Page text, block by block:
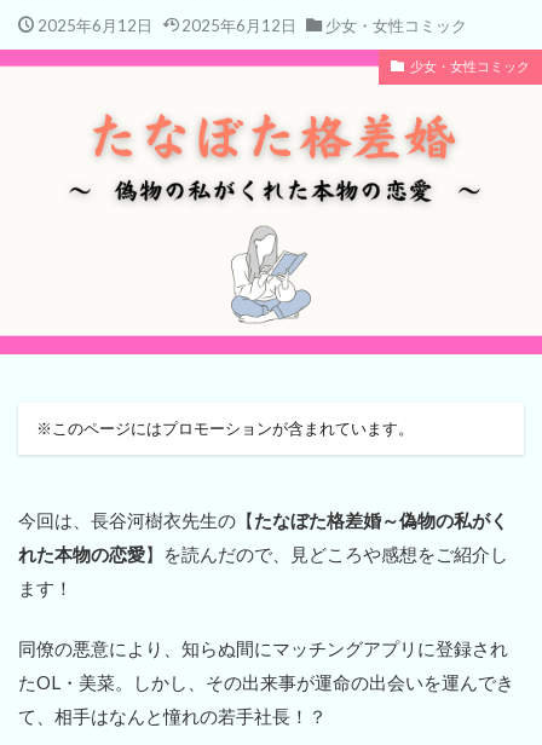
2025年6月12日 2025年6月12日 少女・女性コミック
少女・女性コミック
※このページにはプロモーションが含まれています。
今回は、長谷河樹衣先生の【たなぼた格差婚～偽物の私がく
れた本物の恋愛】を読んだので、見どころや感想をご紹介し
ます！
同僚の悪意により、知らぬ間にマッチングアプリに登録され
たOL・美菜。しかし、その出来事が運命の出会いを運んでき
て、相手はなんと憧れの若手社長！？